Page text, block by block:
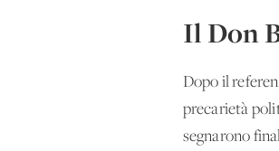
Il Don
Dopo il
precarietà
segnarono